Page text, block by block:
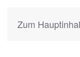
Zum
KATIA